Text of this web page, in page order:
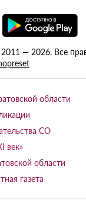
— 2026. Все
области
СО
век»
области
газета